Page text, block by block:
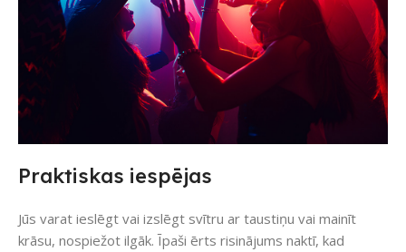
Praktiskas iespējas
Jūs varat ieslēgt vai izslēgt svītru ar taustiņu vai mainīt
krāsu, nospiežot ilgāk. Īpaši ērts risinājums naktī, kad